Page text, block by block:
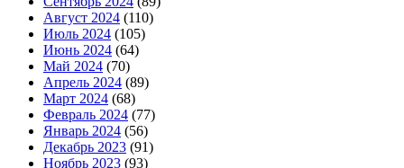
Август 2024 (110)
Июль 2024 (105)
Июнь 2024 (64)
Май 2024 (70)
Апрель 2024 (89)
Март 2024 (68)
Февраль 2024 (77)
Январь 2024 (56)
Декабрь 2023 (91)
Ноябрь 2023 (93)